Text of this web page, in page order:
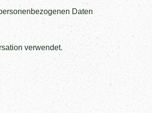
Daten
verwendet.